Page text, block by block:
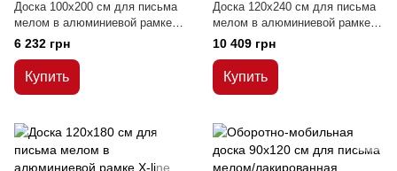
Доска 100x200 см для письма
мелом в алюминиевой рамке
Х-line
6 232 грн
Купить
Доска 120x240 см для письма
мелом в алюминиевой рамке
Х-line
10 409 грн
Купить